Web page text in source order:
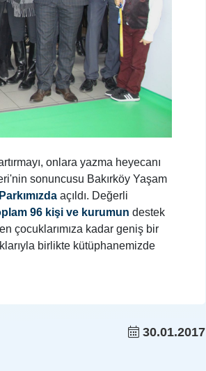
onlara yazma heyecanı
sonuncusu Bakırköy Yaşam
açıldı. Değerli
96 kişi ve kurumun destek
çocuklarımıza kadar geniş bir
birlikte kütüphanemizde
30.01.2017